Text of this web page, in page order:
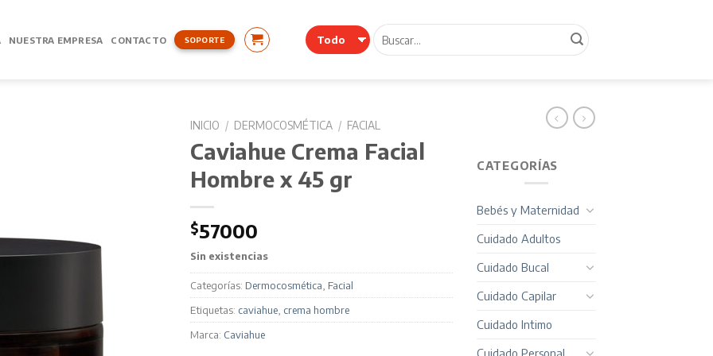
NUESTRA EMPRESA CONTACTO SOPORTE
Buscar
por:
INICIO / DERMOCOSMÉTICA / FACIAL
Caviahue Crema Facial
Hombre x 45 gr
$57000
Sin existencias
Categorías: Dermocosmética Facial
Etiquetas: caviahue crema hombre
Marca: Caviahue
CATEGORÍAS
Bebés y Maternidad
Cuidado Adultos
Cuidado Bucal
Cuidado Capilar
Cuidado Intimo
Cuidado Personal